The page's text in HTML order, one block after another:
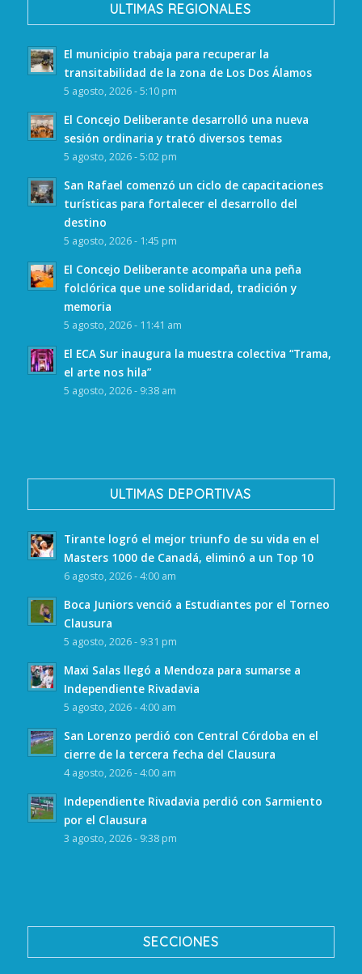
ULTIMAS REGIONALES
El municipio trabaja para recuperar la
transitabilidad de la zona de Los Dos Álamos
5 agosto, 2026 - 5:10 pm
El Concejo Deliberante desarrolló una nueva
sesión ordinaria y trató diversos temas
5 agosto, 2026 - 5:02 pm
San Rafael comenzó un ciclo de capacitaciones
turísticas para fortalecer el desarrollo del
destino
5 agosto, 2026 - 1:45 pm
El Concejo Deliberante acompaña una peña
folclórica que une solidaridad, tradición y
memoria
5 agosto, 2026 - 11:41 am
El ECA Sur inaugura la muestra colectiva “Trama,
el arte nos hila”
5 agosto, 2026 - 9:38 am
ULTIMAS DEPORTIVAS
Tirante logró el mejor triunfo de su vida en el
Masters 1000 de Canadá, eliminó a un Top 10
6 agosto, 2026 - 4:00 am
Boca Juniors venció a Estudiantes por el Torneo
Clausura
5 agosto, 2026 - 9:31 pm
Maxi Salas llegó a Mendoza para sumarse a
Independiente Rivadavia
5 agosto, 2026 - 4:00 am
San Lorenzo perdió con Central Córdoba en el
cierre de la tercera fecha del Clausura
4 agosto, 2026 - 4:00 am
Independiente Rivadavia perdió con Sarmiento
por el Clausura
3 agosto, 2026 - 9:38 pm
SECCIONES